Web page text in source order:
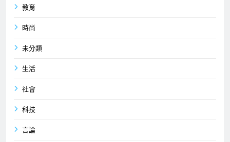
教育
時尚
未分類
生活
社會
科技
言論